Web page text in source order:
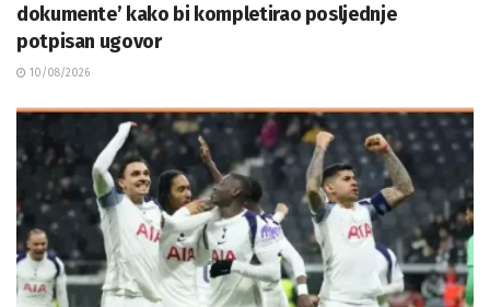
dokumente’ kako bi kompletirao posljednje
potpisan ugovor
10/08/2026